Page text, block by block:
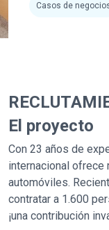
Casos de
El proyecto
Con 23 años de
internacional
automóviles.
contratar a 1.600
¡una contribución